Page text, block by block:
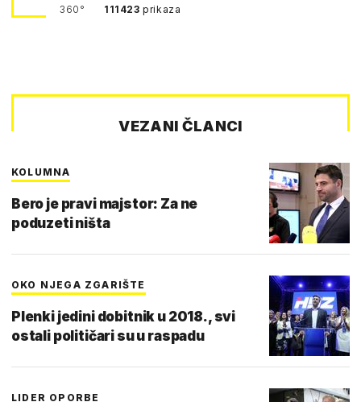
360° 111423prikaza
VEZANI ČLANCI
KOLUMNA
Bero je pravi majstor: Za ne
poduzeti ništa
OKO NJEGA ZGARIŠTE
Plenki jedini dobitnik u 2018., svi
ostali političari su u raspadu
LIDER OPORBE